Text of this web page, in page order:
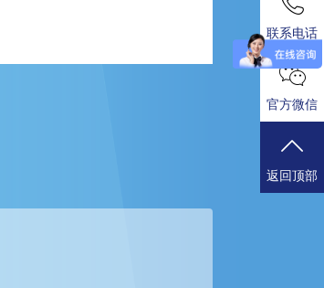
联系电话
官方微信
返回顶部